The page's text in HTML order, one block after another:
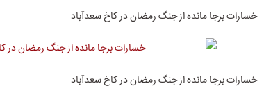
خسارات برجا مانده از جنگ رمضان در کاخ سعدآباد
خسارات برجا مانده از جنگ رمضان در کاخ سعدآباد